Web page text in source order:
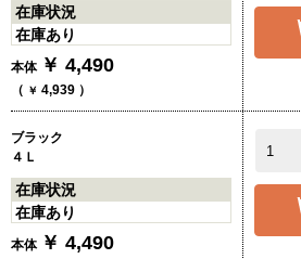
在庫状況
在庫あり
本体 ￥ 4,490
（ ￥ 4,939 ）
ブラック
４Ｌ
在庫状況
在庫あり
本体 ￥ 4,490